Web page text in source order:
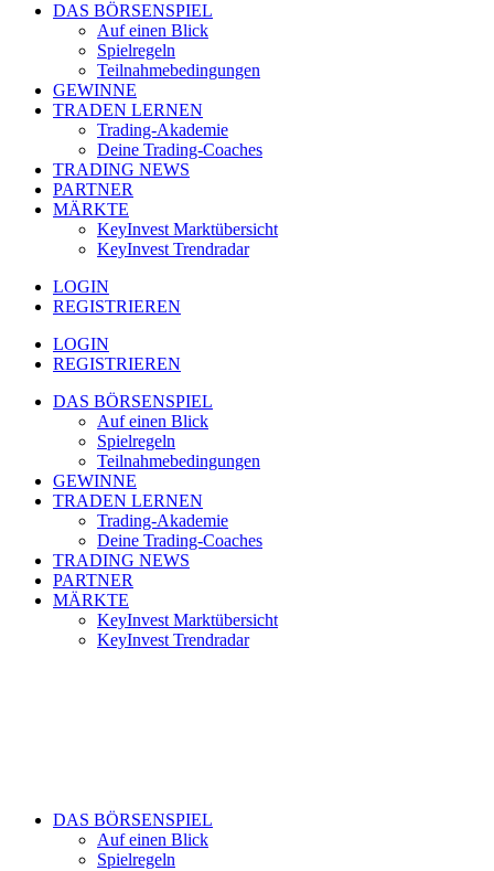
DAS BÖRSENSPIEL
Auf einen Blick
Spielregeln
Teilnahmebedingungen
GEWINNE
TRADEN LERNEN
Trading-Akademie
Deine Trading-Coaches
TRADING NEWS
PARTNER
MÄRKTE
KeyInvest Marktübersicht
KeyInvest Trendradar
LOGIN
REGISTRIEREN
LOGIN
REGISTRIEREN
DAS BÖRSENSPIEL
Auf einen Blick
Spielregeln
Teilnahmebedingungen
GEWINNE
TRADEN LERNEN
Trading-Akademie
Deine Trading-Coaches
TRADING NEWS
PARTNER
MÄRKTE
KeyInvest Marktübersicht
KeyInvest Trendradar
DAS BÖRSENSPIEL
Auf einen Blick
Spielregeln